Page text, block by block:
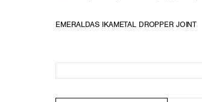
EMERALDAS IKAMETAL DROPPER JOINT